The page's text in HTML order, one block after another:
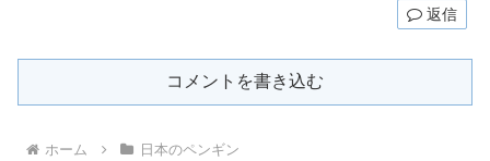
返信
コメントを書き込む
ホーム 日本のペンギン